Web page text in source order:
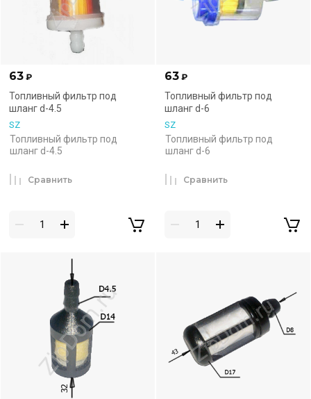
63 ₽
Топливный фильтр под
шланг d-4.5
SZ
Топливный фильтр под
шланг d-4.5
Сравнить
63 ₽
Топливный фильтр под
шланг d-6
SZ
Топливный фильтр под
шланг d-6
Сравнить